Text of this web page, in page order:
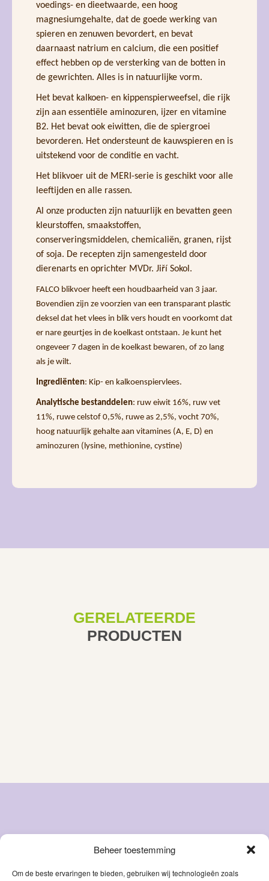
Beheer toestemming
Om de beste ervaringen te bieden, gebruiken wij technologieën zoals
voedings- en dieetwaarde, een hoog
magnesiumgehalte, dat de goede werking van
spieren en zenuwen bevordert, en bevat
daarnaast natrium en calcium, die een positief
effect hebben op de versterking van de botten in
de gewrichten. Alles is in natuurlijke vorm.
Het bevat kalkoen- en kippenspierweefsel, die rijk
zijn aan essentiële aminozuren, ijzer en vitamine
B2. Het bevat ook eiwitten, die de spiergroei
bevorderen. Het ondersteunt de kauwspieren en is
uitstekend voor de conditie en vacht.
Het blikvoer uit de MERI-serie is geschikt voor alle
leeftijden en alle rassen.
Al onze producten zijn natuurlijk en bevatten geen
kleurstoffen, smaakstoffen,
conserveringsmiddelen, chemicaliën, granen, rijst
of soja. De recepten zijn samengesteld door
dierenarts en oprichter MVDr. Jiří Sokol.
FALCO blikvoer heeft een houdbaarheid van 3 jaar.
Bovendien zijn ze voorzien van een transparant plastic
deksel dat het vlees in blik vers houdt en voorkomt dat
er nare geurtjes in de koelkast ontstaan. Je kunt het
ongeveer 7 dagen in de koelkast bewaren, of zo lang
als je wilt.
Ingrediënten: Kip- en kalkoenspiervlees.
Analytische bestanddelen: ruw eiwit 16%, ruw vet
11%, ruwe celstof 0,5%, ruwe as 2,5%, vocht 70%,
hoog natuurlijk gehalte aan vitamines (A, E, D) en
aminozuren (lysine, methionine, cystine)
GERELATEERDE
PRODUCTEN
Snacks
Over ons